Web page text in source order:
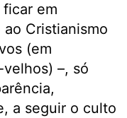
em
Cristianismo
(em
–, só
a seguir o culto